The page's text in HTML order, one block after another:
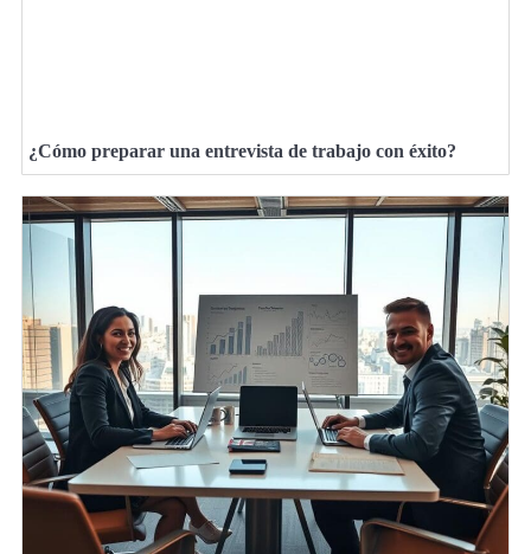
¿Cómo preparar una entrevista de trabajo con éxito?